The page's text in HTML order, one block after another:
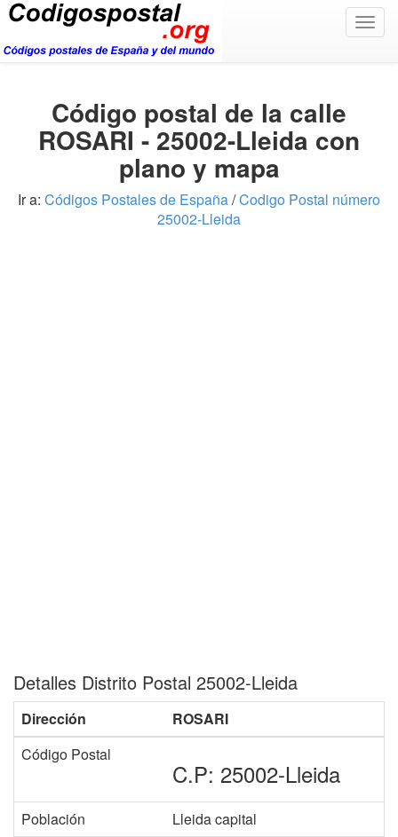
Código postal de la calle
ROSARI - 25002-Lleida con
plano y mapa
Ir a: Códigos Postales de España/Codigo Postal número
25002-Lleida
Detalles Distrito Postal 25002-Lleida
Dirección
ROSARI
Código Postal
C.P: 25002-Lleida
Población
Lleida capital